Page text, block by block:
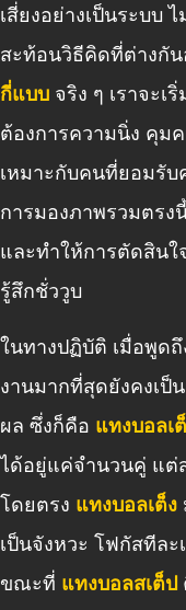
เสี่ยงอย่างเป็นระบบ
สะท้อนวิธีคิดที่ต่างกัน
กี่แบบ จริง ๆ เราจะเ
ต้องการความนิ่ง คุม
เหมาะกับคนที่ยอมรับ
การมองภาพรวมตร
และทำให้การตัดสิน
รู้สึกชั่ววูบ
ในทางปฏิบัติ เมื่อพูดถึ
งานมากที่สุดยังคงเป็
ผล ซึ่งก็คือ แทงบอลเ
ได้อยู่แค่จำนวนคู่ แต่
โดยตรง แทงบอลเต็ง
เป็นจังหวะ โฟกัสทีล
ขณะที่ แทงบอลสเต็ป